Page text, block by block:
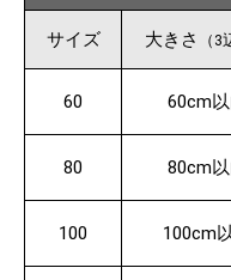
サイズ 大きさ （3
60 60cm
80 80cm
100 100cm